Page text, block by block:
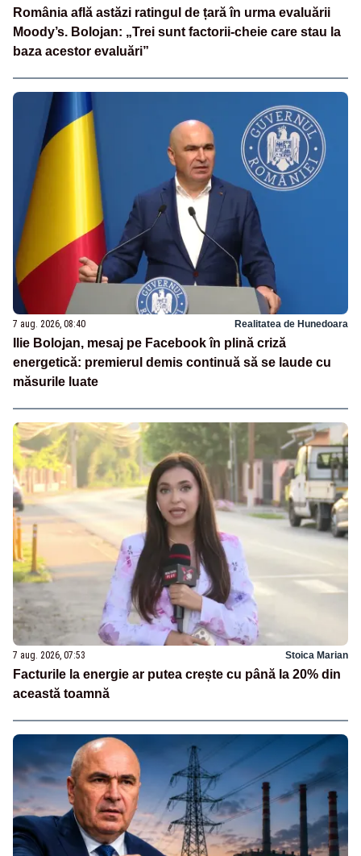
România află astăzi ratingul de țară în urma evaluării
Moody’s. Bolojan: „Trei sunt factorii-cheie care stau la
baza acestor evaluări”
7 aug. 2026, 08:40 Realitatea de Hunedoara
Ilie Bolojan, mesaj pe Facebook în plină criză
energetică: premierul demis continuă să se laude cu
măsurile luate
7 aug. 2026, 07:53 Stoica Marian
Facturile la energie ar putea crește cu până la 20% din
această toamnă